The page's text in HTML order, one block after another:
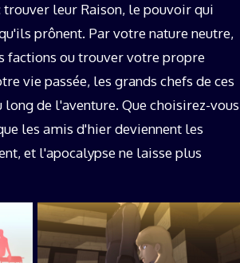
trouver leur Raison, le pouvoir qui
prônent. Par votre nature neutre,
factions ou trouver votre propre
vie passée, les grands chefs de ces
de l'aventure. Que choisirez-vous
les amis d'hier deviennent les
et l'apocalypse ne laisse plus